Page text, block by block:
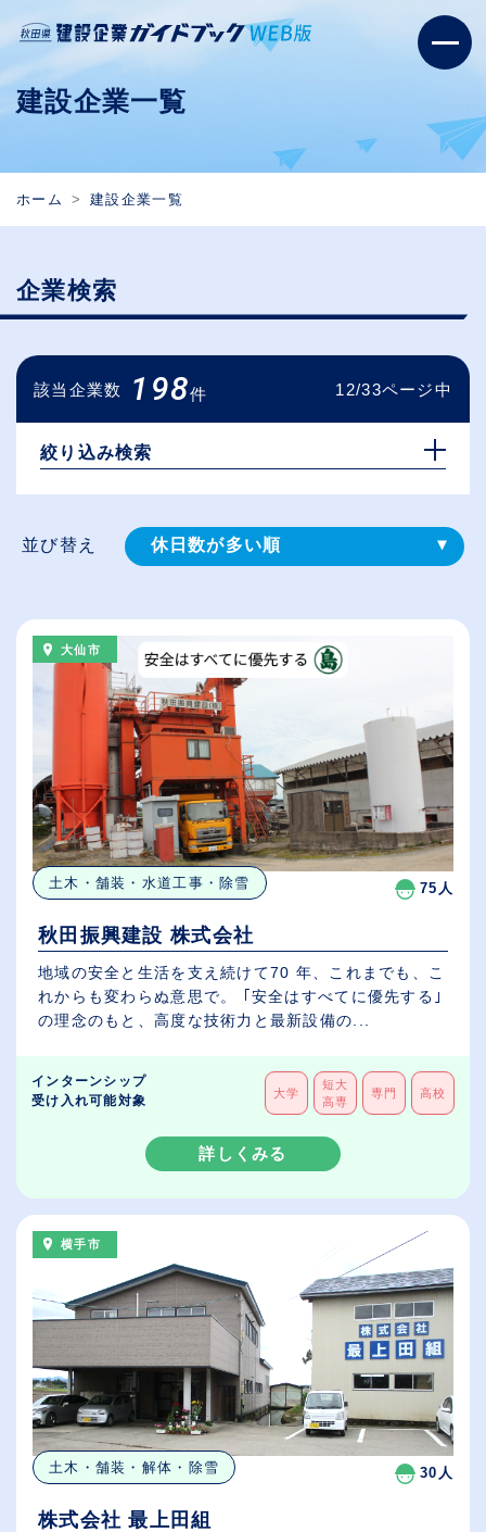
建設企業一覧
ホーム 建設企業一覧
企業検索
該当企業数 198件 12/33ページ中
絞り込み検索
並び替え 休日数が多い順
（⾼卒の給与を基準）
従業員が多い順
大仙市
土木・舗装・水道工事・除雪 75人
秋田振興建設 株式会社
地域の安全と生活を支え続けて70 年、これまでも、こ
れからも変わらぬ意思で。 ｢安全はすべてに優先する｣
の理念のもと、高度な技術力と最新設備の...
インターンシップ
受け入れ可能対象
大学
短大
高専
専門 高校
詳しくみる
横手市
土木・舗装・解体・除雪 30人
株式会社 最上田組